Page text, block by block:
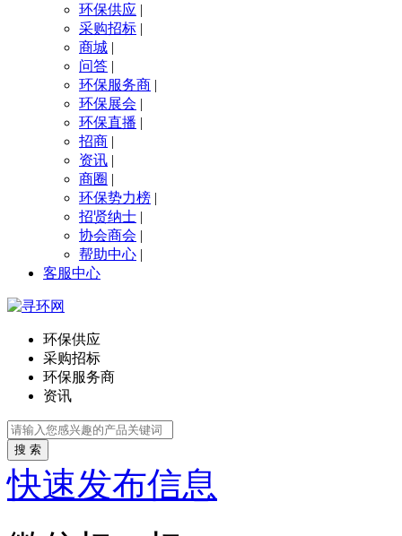
环保供应 |
采购招标 |
商城 |
问答 |
环保服务商 |
环保展会 |
环保直播 |
招商 |
资讯 |
商圈 |
环保势力榜 |
招贤纳士 |
协会商会 |
帮助中心 |
客服中心
环保供应
采购招标
环保服务商
资讯
搜 索
快速发布信息